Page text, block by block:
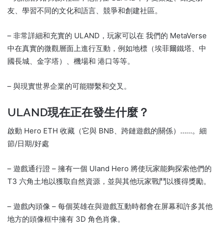
友、學習不同的文化和語言、競爭和創建社區。
– 非常詳細和充實的 ULAND，玩家可以在 我們的 MetaVerse
中在真實的微觀層面上進行互動，例如地標（埃菲爾鐵塔、中
國長城、金字塔）、機場和 港口等等。
– 與現實世界企業的可能聯繫和交叉。
ULAND現在正在發生什麼？
啟動 Hero ETH 收藏（它與 BNB、跨鏈遊戲的關係）……。 細
節/日期/好處
– 遊戲通行證 – 擁有一個 Uland Hero 將使玩家能夠探索他們的
T3 六角土地以獲取自然資源，並與其他玩家戰鬥以獲得獎勵。
– 遊戲內頭像 – 每個英雄在與遊戲互動時都會在屏幕和許多其他
地方的頭像框中擁有 3D 角色肖像。